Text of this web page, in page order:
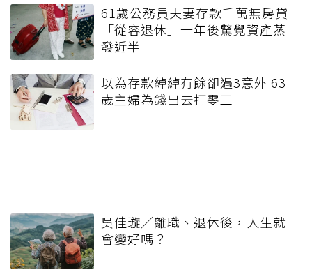
61歲公務員夫妻存款千萬無房貸
「從容退休」一年後驚覺資產蒸
發近半
以為存款綽綽有餘卻遇3意外 63
歲主婦為錢出去打零工
吳佳璇／離職、退休後，人生就
會變好嗎？